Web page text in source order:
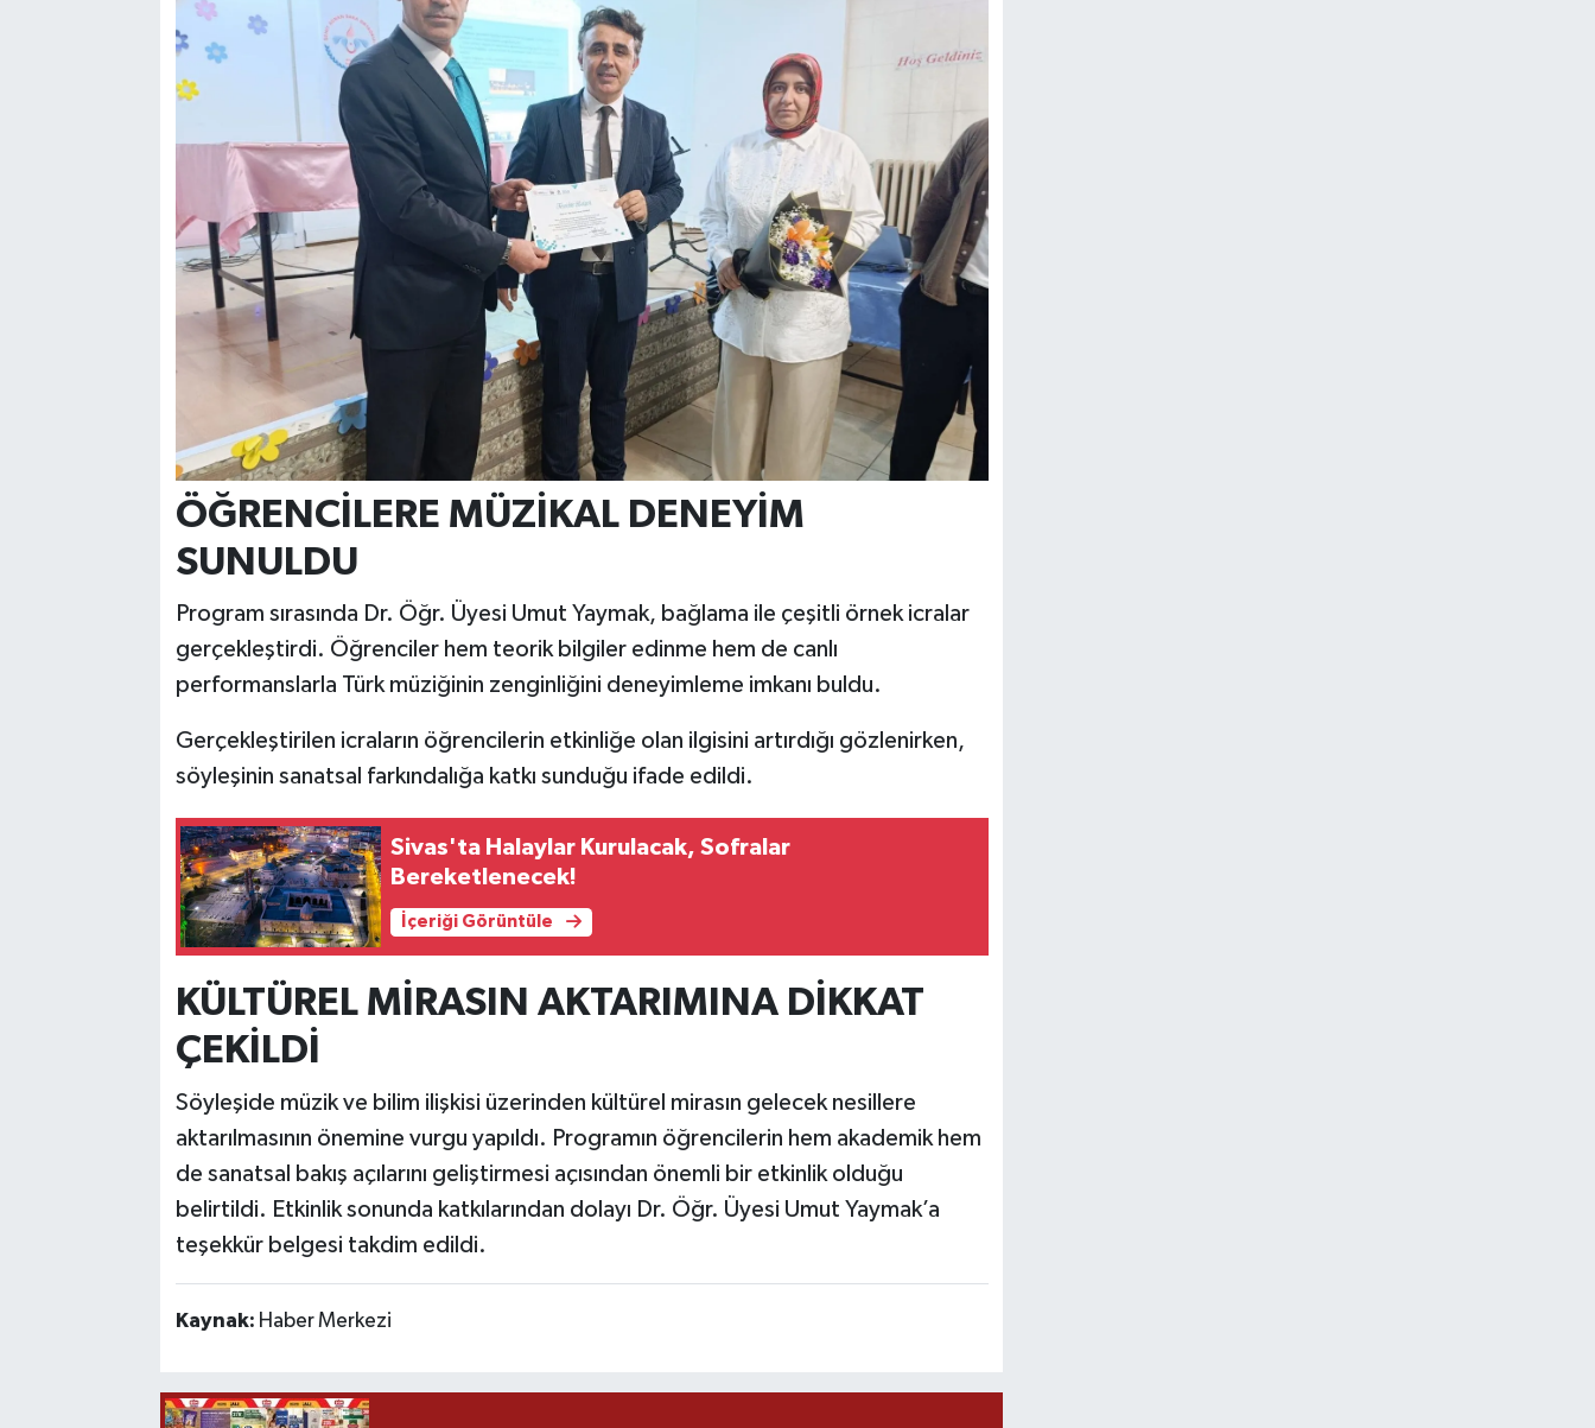
ÖĞRENCİLERE MÜZİKAL DENEYİM
SUNULDU
Program sırasında Dr. Öğr. Üyesi Umut Yaymak, bağlama ile çeşitli örnek icralar
gerçekleştirdi. Öğrenciler hem teorik bilgiler edinme hem de canlı
performanslarla Türk müziğinin zenginliğini deneyimleme imkanı buldu.
Gerçekleştirilen icraların öğrencilerin etkinliğe olan ilgisini artırdığı gözlenirken,
söyleşinin sanatsal farkındalığa katkı sunduğu ifade edildi.
Sivas'ta Halaylar Kurulacak, Sofralar
Bereketlenecek!
İçeriği Görüntüle
KÜLTÜREL MİRASIN AKTARIMINA DİKKAT
ÇEKİLDİ
Söyleşide müzik ve bilim ilişkisi üzerinden kültürel mirasın gelecek nesillere
aktarılmasının önemine vurgu yapıldı. Programın öğrencilerin hem akademik hem
de sanatsal bakış açılarını geliştirmesi açısından önemli bir etkinlik olduğu
belirtildi. Etkinlik sonunda katkılarından dolayı Dr. Öğr. Üyesi Umut Yaymak’a
teşekkür belgesi takdim edildi.
Kaynak: Haber Merkezi